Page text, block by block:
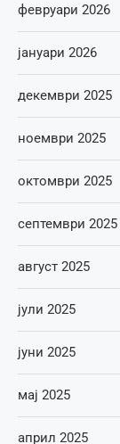
февруари 2026
јануари 2026
декември 2025
ноември 2025
октомври 2025
септември 2025
август 2025
јули 2025
јуни 2025
мај 2025
април 2025